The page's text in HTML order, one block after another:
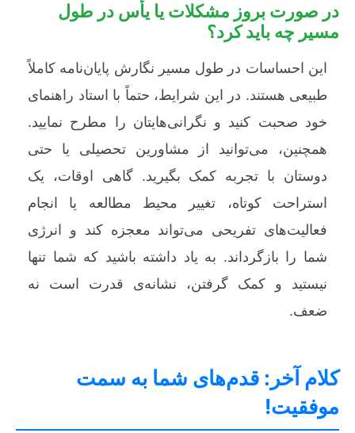
در صورت بروز مشکلات یا یأس در طول
مسیر چه باید کرد؟
این احساسات در طول مسیر نگارش پایان‌نامه کاملاً
طبیعی هستند. در این شرایط، حتماً با استاد راهنمای
خود صحبت کنید و نگرانی‌هایتان را مطرح نمایید.
همچنین، می‌توانید از مشاورین تحصیلی یا حتی
دوستان با تجربه کمک بگیرید. گاهی اوقات، یک
استراحت کوتاه، تغییر محیط مطالعه یا انجام
فعالیت‌های تفریحی می‌تواند معجزه کند و انرژی
شما را بازگرداند. به یاد داشته باشید که شما تنها
نیستید و کمک گرفتن، نشانه‌ی قدرت است نه
ضعف.
کلام آخر: قدم‌های شما به سمت
موفقیت!